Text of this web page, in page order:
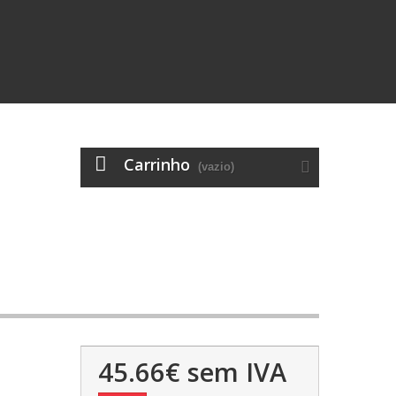
Carrinho (vazio)
45.66€ sem IVA